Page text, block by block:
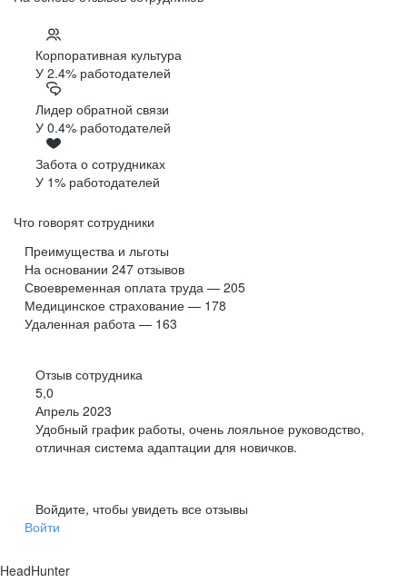
Корпоративная культура
У 2.4% работодателей
Лидер обратной связи
У 0.4% работодателей
Забота о сотрудниках
У 1% работодателей
Что говорят сотрудники
Преимущества и льготы
На основании 247 отзывов
Своевременная оплата труда — 205
Медицинское страхование — 178
Удаленная работа — 163
Отзыв сотрудника
5,0
Апрель 2023
Удобный график работы, очень лояльное руководство,
отличная система адаптации для новичков.
Войдите, чтобы увидеть все отзывы
Войти
HeadHunter